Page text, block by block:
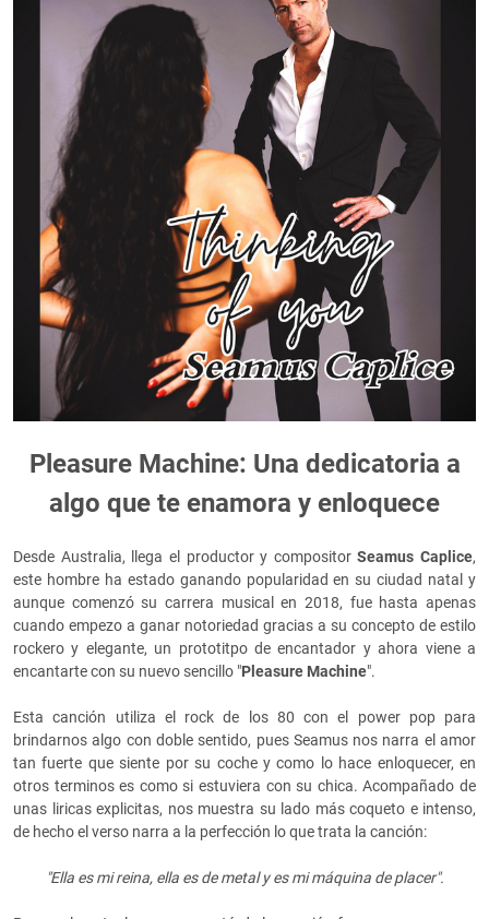
Pleasure Machine: Una dedicatoria a
algo que te enamora y enloquece
Desde Australia, llega el productor y compositorSeamus Caplice,
este hombre ha estado ganando popularidad en su ciudad natal y
aunque comenzó su carrera musical en 2018, fue hasta apenas
cuando empezo a ganar notoriedad gracias a su concepto de estilo
rockero y elegante, un prototitpo de encantador y ahora viene a
encantarte con su nuevo sencillo "Pleasure Machine".
Esta canción utiliza el rock de los 80 con el power pop para
brindarnos algo con doble sentido, pues Seamus nos narra el amor
tan fuerte que siente por su coche y como lo hace enloquecer, en
otros terminos es como si estuviera con su chica. Acompañado de
unas liricas explicitas, nos muestra su lado más coqueto e intenso,
de hecho el verso narra a la perfección lo que trata la canción:
"Ella es mi reina, ella es de metal y es mi máquina de placer".